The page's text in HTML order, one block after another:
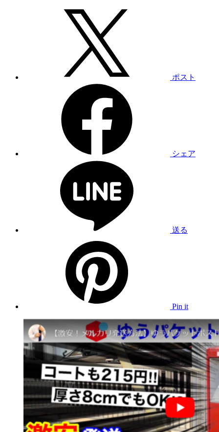
ポスト
シェア
送る
Pin it